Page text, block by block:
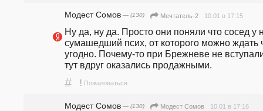
Модест Сомов — (130) Мечтатель-2 10.01 в 17:15
Ну да, ну да. Просто они поняли что сосед у
сумашедший псих, от которого можно ждать
угодно. Почему-то при Брежневе не
тут вдруг оказались продажными.
# ! Пожаловаться
Модест Сомов — (130) Модест Сомов 10.01 в 17:16